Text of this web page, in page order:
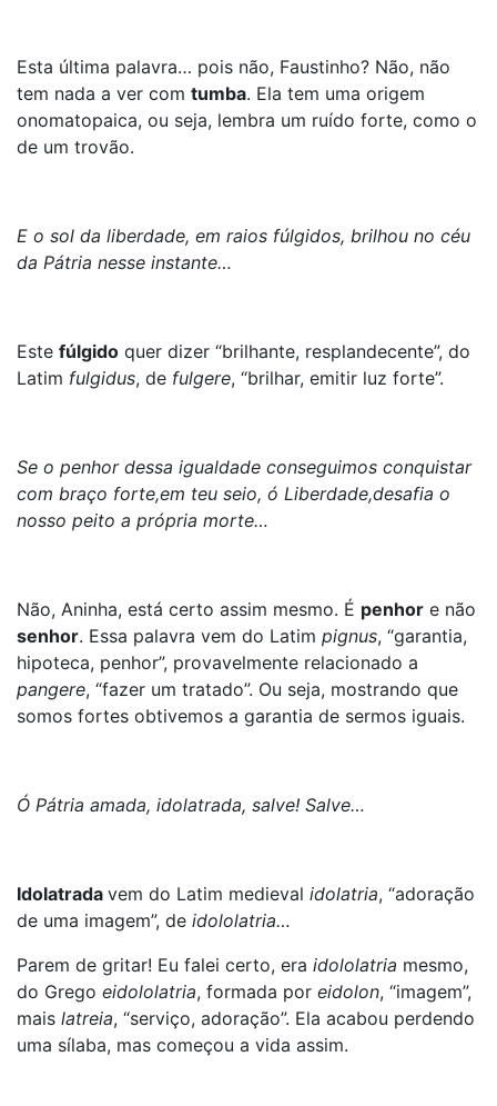
Esta última palavra… pois não, Faustinho? Não, não
tem nada a ver com tumba. Ela tem uma origem
onomatopaica, ou seja, lembra um ruído forte, como o
de um trovão.
E o sol da liberdade, em raios fúlgidos, brilhou no céu
da Pátria nesse instante…
Este fúlgido quer dizer “brilhante, resplandecente”, do
Latim fulgidus, de fulgere, “brilhar, emitir luz forte”.
Se o penhor dessa igualdade conseguimos conquistar
com braço forte,em teu seio, ó Liberdade,desafia o
nosso peito a própria morte…
Não, Aninha, está certo assim mesmo. É penhor e não
senhor. Essa palavra vem do Latim pignus, “garantia,
hipoteca, penhor”, provavelmente relacionado a
pangere, “fazer um tratado”. Ou seja, mostrando que
somos fortes obtivemos a garantia de sermos iguais.
Ó Pátria amada, idolatrada, salve! Salve…
Idolatrada vem do Latim medieval idolatria, “adoração
de uma imagem”, de idololatria…
Parem de gritar! Eu falei certo, era idololatria mesmo,
do Grego eidololatria, formada por eidolon, “imagem”,
mais latreia, “serviço, adoração”. Ela acabou perdendo
uma sílaba, mas começou a vida assim.